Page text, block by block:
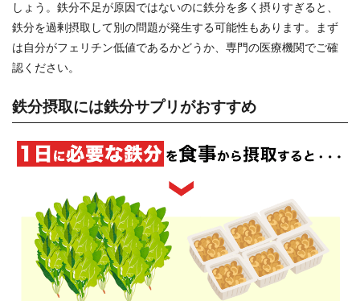
しょう。鉄分不足が原因ではないのに鉄分を多く摂りすぎると、
鉄分を過剰摂取して別の問題が発生する可能性もあります。まず
は自分がフェリチン低値であるかどうか、専門の医療機関でご確
認ください。
鉄分摂取には鉄分サプリがおすすめ